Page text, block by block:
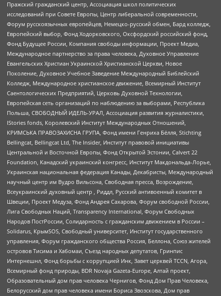
Пражский гражданский центр, Ассоциация школ политических
исследований при Совете Европы, Центр либеральной современности,
Форум русскоязычных европейцев, Немецко-русский обмен, Бард колледж,
Европейский выбор, Фонд Ходорковского, Оксфордский российский фонд,
Фонд Будущее России, Компания свободы информации, Проект Медиа,
Международное партнерство за права человека, Духовное Управление
Евангельских Христиан Украинской Христианской Церкви, Новое
Поколение, Духовное Учебное Заведение Международный Библейский
Колледж, Международное христианское движение, Всемирный Институт
Саентологических Предприятий, Церковь Духовной Технологии,
Европейская сеть организаций по наблюдению за выборами, Республика
Польша, СВОБОДНЫЙ ИДЕЛЬ-УРАЛ, Ассоциация развития журналистики,
IStories fonds, Королевский Институт Международных Отношений,
КРИМСЬКА ПРАВОЗАХИСНА ГРУПА, Фонд имени Генриха Бёлля, Stichting
Bellingcat, Bellingcat Ltd, The Insider, Институт правовой инициативы
Центральной и Восточной Европы, Фонд Открытой Эстонии, Calvert 22
Foundation, Канадский украинский конгресс, Институт Макдональда-Лорье,
Украинская национальная федерация Канады, Декабристы, Международный
научный центр им Вудро Вильсона, Свободная пресса, Возрождение,
Всеукраинский духовный центр , Риддл, Русский антивоенный комитет в
Швеции, Проект Медуза, Фонд Андрея Сахарова, Форум свободной России,
Лига Свободных Наций, Transparеncy International, Форум Свободных
Народов ПостРоссии, Солидарность с гражданским движением в России –
Solidarus, КрымSOS, Свободный университет, Институт государственного
управления, Форум гражданского общества Россия, Беллона, Союз жителей
островов Тисима и Хабомаи, Съезд народных депутатов, Гринпис
Интернешнл, Фонд борьбы с коррупцией Инк, Завет церквей TCCN, Агора,
Всемирный фонд природы, BDR Novaja Gazeta-Europe, Алтай проект,
Образовательный дом прав человека Чернигов, Фонд Дом Прав Человека,
Белорусский дом прав человека имени Бориса Звозскова, Дом прав